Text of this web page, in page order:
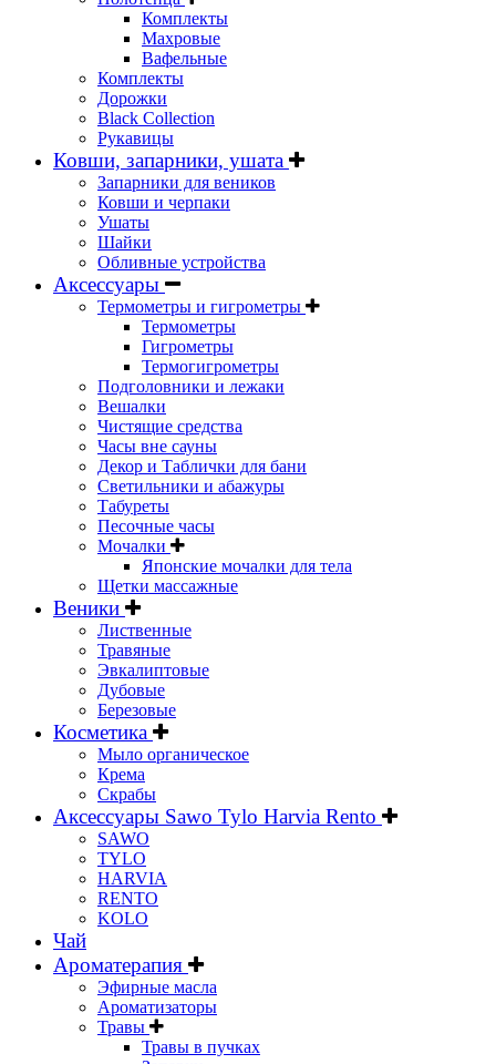
Комплекты
Махровые
Вафельные
Комплекты
Дорожки
Black Collection
Рукавицы
Ковши, запарники, ушата
Запарники для веников
Ковши и черпаки
Ушаты
Шайки
Обливные устройства
Аксессуары
Термометры и гигрометры
Термометры
Гигрометры
Термогигрометры
Подголовники и лежаки
Вешалки
Чистящие средства
Часы вне сауны
Декор и Таблички для бани
Светильники и абажуры
Табуреты
Песочные часы
Мочалки
Японские мочалки для тела
Щетки массажные
Веники
Лиственные
Травяные
Эвкалиптовые
Дубовые
Березовые
Косметика
Мыло органическое
Крема
Скрабы
Аксессуары Sawo Tylo Harvia Rento
SAWO
TYLO
HARVIA
RENTO
KOLO
Чай
Ароматерапия
Эфирные масла
Ароматизаторы
Травы
Травы в пучках